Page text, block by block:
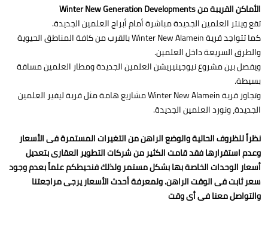
الأماكن القريبة من Winter New Generation Developments
تقع وينتر العلمين الجديدة مباشرة أمام أبراج العلمين الجديدة.
كما تتواجد قرية Winter New Alamein بالقرب من كافة المناطق الحيوية
والطرق السريعة داخل العلمين.
ويفصل بين مشروع نيوجينيريشن العلمين الجديدة ومطار العلمين مسافة
بسيطة.
وتجاور قرية Winter New Alamein مشاريع هامة مثل قرية ليفير العلمين
الجديدة، ونورد العلمين الجديدة.
نظراً للظروف الحالية والوضع الراهن من التغيرات المستمرة فى الأسعار
وعدم استقرارها فقد قامت الكثير من شركات التطوير العقارى بتعديل
أسعار الوحدات الخاصة بها بشكل مستمر ولذلك فنحيطكم علماً بعدم وجود
سعر ثابت فى الوقت الراهن. ولمعرفة أحدث الأسعار يرجى مراجعتنا
والتواصل معنا فى أى وقت